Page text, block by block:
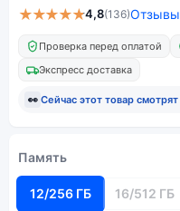
★★★★★4,8(136)Отзывы
Проверка перед оплатой
Экспресс доставка
👀 Сейчас этот товар смотрят
Память
12/256 ГБ 16/512 ГБ